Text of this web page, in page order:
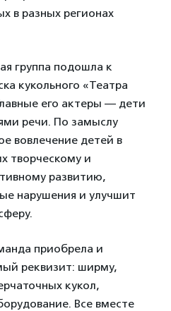
в разных регионах
группа подошла к
кукольного «Театра
его актеры — дети
речи. По замыслу
вовлечение детей в
творческому и
развитию,
нарушения и улучшит
приобрела и
реквизит: ширму,
кукол,
Все вместе